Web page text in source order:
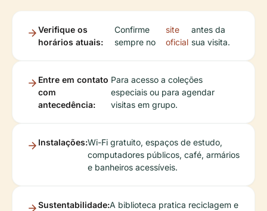
Verifique os
horários atuais:
Confirme
sempre no
site
oficial
antes da
sua visita.
Entre em contato
com
antecedência:
Para acesso a coleções
especiais ou para agendar
visitas em grupo.
Instalações:Wi-Fi gratuito, espaços de estudo,
computadores públicos, café, armários
e banheiros acessíveis.
Sustentabilidade:A biblioteca pratica reciclagem e